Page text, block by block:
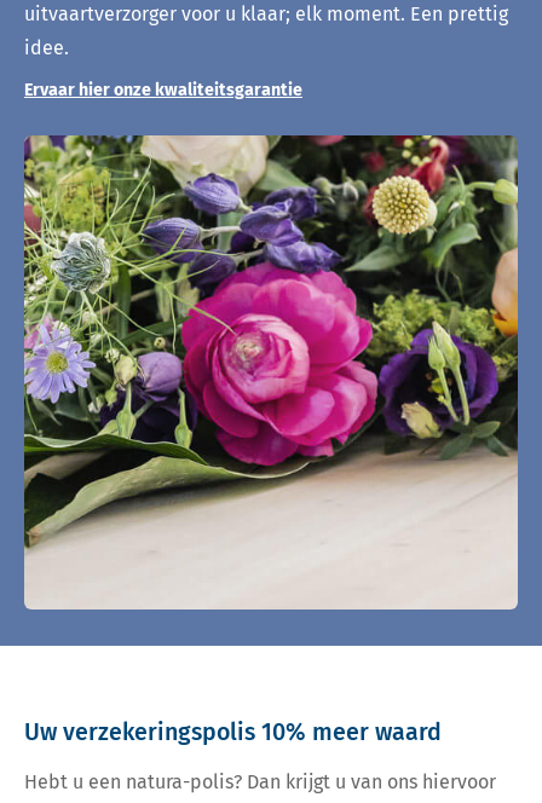
uitvaartverzorger voor u klaar; elk moment. Een prettig
idee.
Ervaar hier onze kwaliteitsgarantie
Uw verzekeringspolis 10% meer waard
Hebt u een natura-polis? Dan krijgt u van ons hiervoor